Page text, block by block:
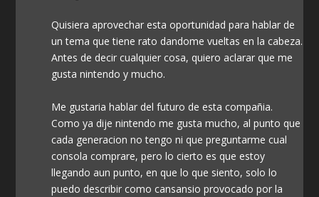
Quisiera aprovechar esta oportunidad para hablar de
un tema que tiene rato dandome vueltas en la cabeza.
Antes de decir cualquier cosa, quiero aclarar que me
gusta nintendo y mucho.
Me gustaria hablar del futuro de esta compañia.
Como ya dije nintendo me gusta mucho, al punto que
cada generacion no tengo ni que preguntarme cual
consola comprare, pero lo cierto es que estoy
llegando aun punto, en que lo que siento, solo lo
puedo describir como cansansio provocado por la